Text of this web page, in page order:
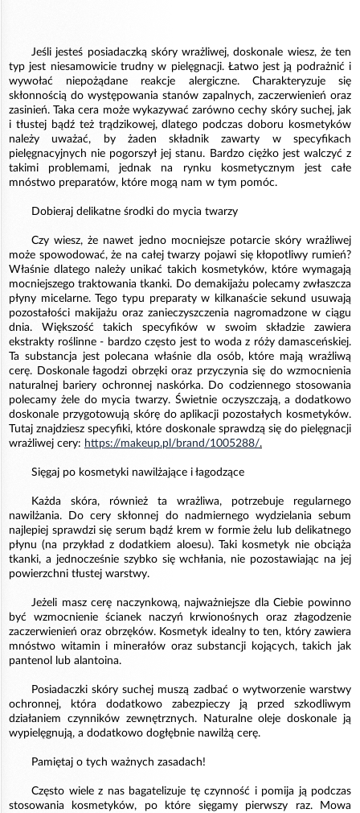
Jeśli jesteś posiadaczką skóry wrażliwej, doskonale wiesz, że ten
typ jest niesamowicie trudny w pielęgnacji. Łatwo jest ją podrażnić i
wywołać niepożądane reakcje alergiczne. Charakteryzuje się
skłonnością do występowania stanów zapalnych, zaczerwienień oraz
zasinień. Taka cera może wykazywać zarówno cechy skóry suchej, jak
i tłustej bądź też trądzikowej, dlatego podczas doboru kosmetyków
należy uważać, by żaden składnik zawarty w specyfikach
pielęgnacyjnych nie pogorszył jej stanu. Bardzo ciężko jest walczyć z
takimi problemami, jednak na rynku kosmetycznym jest całe
mnóstwo preparatów, które mogą nam w tym pomóc.
Dobieraj delikatne środki do mycia twarzy
Czy wiesz, że nawet jedno mocniejsze potarcie skóry wrażliwej
może spowodować, że na całej twarzy pojawi się kłopotliwy rumień?
Właśnie dlatego należy unikać takich kosmetyków, które wymagają
mocniejszego traktowania tkanki. Do demakijażu polecamy zwłaszcza
płyny micelarne. Tego typu preparaty w kilkanaście sekund usuwają
pozostałości makijażu oraz zanieczyszczenia nagromadzone w ciągu
dnia. Większość takich specyfików w swoim składzie zawiera
ekstrakty roślinne - bardzo często jest to woda z róży damasceńskiej.
Ta substancja jest polecana właśnie dla osób, które mają wrażliwą
cerę. Doskonale łagodzi obrzęki oraz przyczynia się do wzmocnienia
naturalnej bariery ochronnej naskórka. Do codziennego stosowania
polecamy żele do mycia twarzy. Świetnie oczyszczają, a dodatkowo
doskonale przygotowują skórę do aplikacji pozostałych kosmetyków.
Tutaj znajdziesz specyfiki, które doskonale sprawdzą się do pielęgnacji
wrażliwej cery: https://makeup.pl/brand/1005288/.
Sięgaj po kosmetyki nawilżające i łagodzące
Każda skóra, również ta wrażliwa, potrzebuje regularnego
nawilżania. Do cery skłonnej do nadmiernego wydzielania sebum
najlepiej sprawdzi się serum bądź krem w formie żelu lub delikatnego
płynu (na przykład z dodatkiem aloesu). Taki kosmetyk nie obciąża
tkanki, a jednocześnie szybko się wchłania, nie pozostawiając na jej
powierzchni tłustej warstwy.
Jeżeli masz cerę naczynkową, najważniejsze dla Ciebie powinno
być wzmocnienie ścianek naczyń krwionośnych oraz złagodzenie
zaczerwienień oraz obrzęków. Kosmetyk idealny to ten, który zawiera
mnóstwo witamin i minerałów oraz substancji kojących, takich jak
pantenol lub alantoina.
Posiadaczki skóry suchej muszą zadbać o wytworzenie warstwy
ochronnej, która dodatkowo zabezpieczy ją przed szkodliwym
działaniem czynników zewnętrznych. Naturalne oleje doskonale ją
wypielęgnują, a dodatkowo dogłębnie nawilżą cerę.
Pamiętaj o tych ważnych zasadach!
Często wiele z nas bagatelizuje tę czynność i pomija ją podczas
stosowania kosmetyków, po które sięgamy pierwszy raz. Mowa